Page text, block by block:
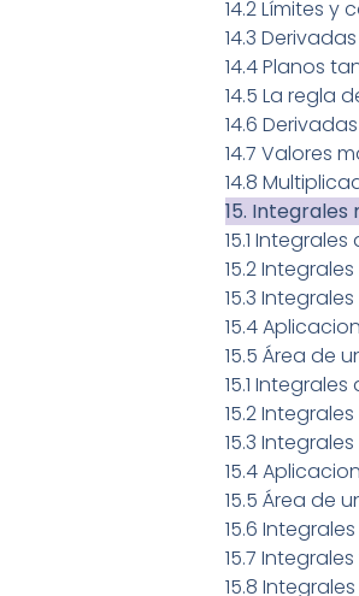
14.2 Límites y
14.3
14.4 Planos
14.5 La regla
14.6
14.7 Valores
14.8
15. Integrales
15.1
15.2
15.3
15.4
15.5 Área de
15.1
15.2
15.3
15.4
15.5 Área de
15.6
15.7
15.8